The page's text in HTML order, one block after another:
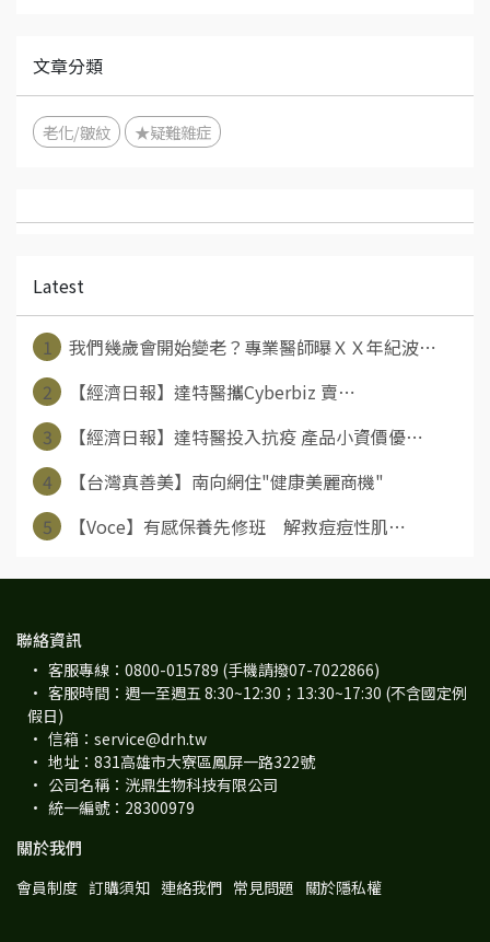
文章分類
老化/皺紋 ★疑難雜症
Latest
1
我們幾歲會開始變老？專業醫師曝ＸＸ年紀波⋯
2
【經濟日報】達特醫攜Cyberbiz 賣⋯
3
【經濟日報】達特醫投入抗疫 產品小資價優⋯
4
【台灣真善美】南向網住"健康美麗商機"
5
【Voce】有感保養先修班 解救痘痘性肌⋯
聯絡資訊
客服專線：0800-015789 (手機請撥07-7022866)
客服時間：週一至週五 8:30~12:30；13:30~17:30 (不含國定例
假日)
信箱：service@drh.tw
地址：831高雄市大寮區鳳屏一路322號
公司名稱：洸鼎生物科技有限公司
統一編號：28300979
關於我們
會員制度 訂購須知 連絡我們 常見問題 關於隱私權